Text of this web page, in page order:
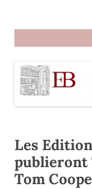
Les
publieront
Tom